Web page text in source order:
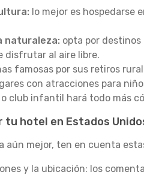
lo mejor es hospedarse
naturaleza: opta por destinos
disfrutar al aire libre.
famosas por sus retiros
con atracciones para
club infantil hará todo más
tu hotel en Estados
aún mejor, ten en cuenta
y la ubicación: los